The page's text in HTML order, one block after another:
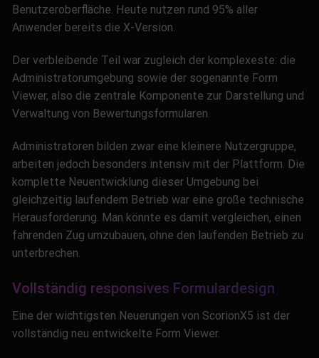
Benutzeroberfläche. Heute nutzen rund 95% aller
Anwender bereits die X-Version.
Der verbleibende Teil war zugleich der komplexeste: die
Administratorumgebung sowie der sogenannte Form
Viewer, also die zentrale Komponente zur Darstellung und
Verwaltung von Bewertungsformularen.
Administratoren bilden zwar eine kleinere Nutzergruppe,
arbeiten jedoch besonders intensiv mit der Plattform. Die
komplette Neuentwicklung dieser Umgebung bei
gleichzeitig laufendem Betrieb war eine große technische
Herausforderung. Man könnte es damit vergleichen, einen
fahrenden Zug umzubauen, ohne den laufenden Betrieb zu
unterbrechen.
Vollständig responsives Formulardesign
Eine der wichtigsten Neuerungen von ScorionX5 ist der
vollständig neu entwickelte Form Viewer.